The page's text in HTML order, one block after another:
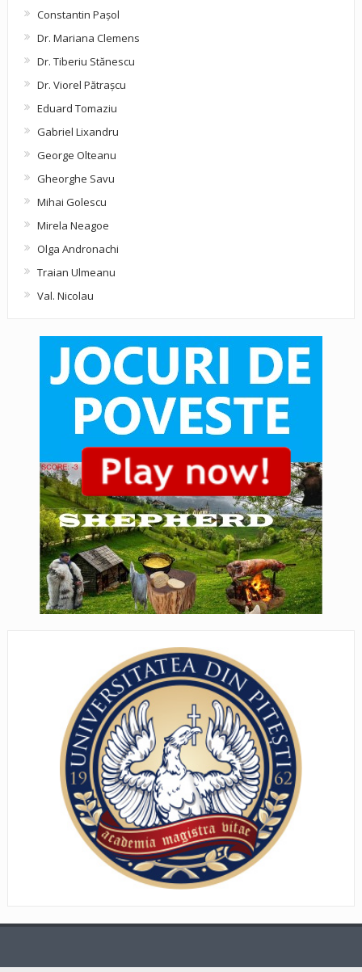
Constantin Pașol
Dr. Mariana Clemens
Dr. Tiberiu Stănescu
Dr. Viorel Pătraşcu
Eduard Tomaziu
Gabriel Lixandru
George Olteanu
Gheorghe Savu
Mihai Golescu
Mirela Neagoe
Olga Andronachi
Traian Ulmeanu
Val. Nicolau